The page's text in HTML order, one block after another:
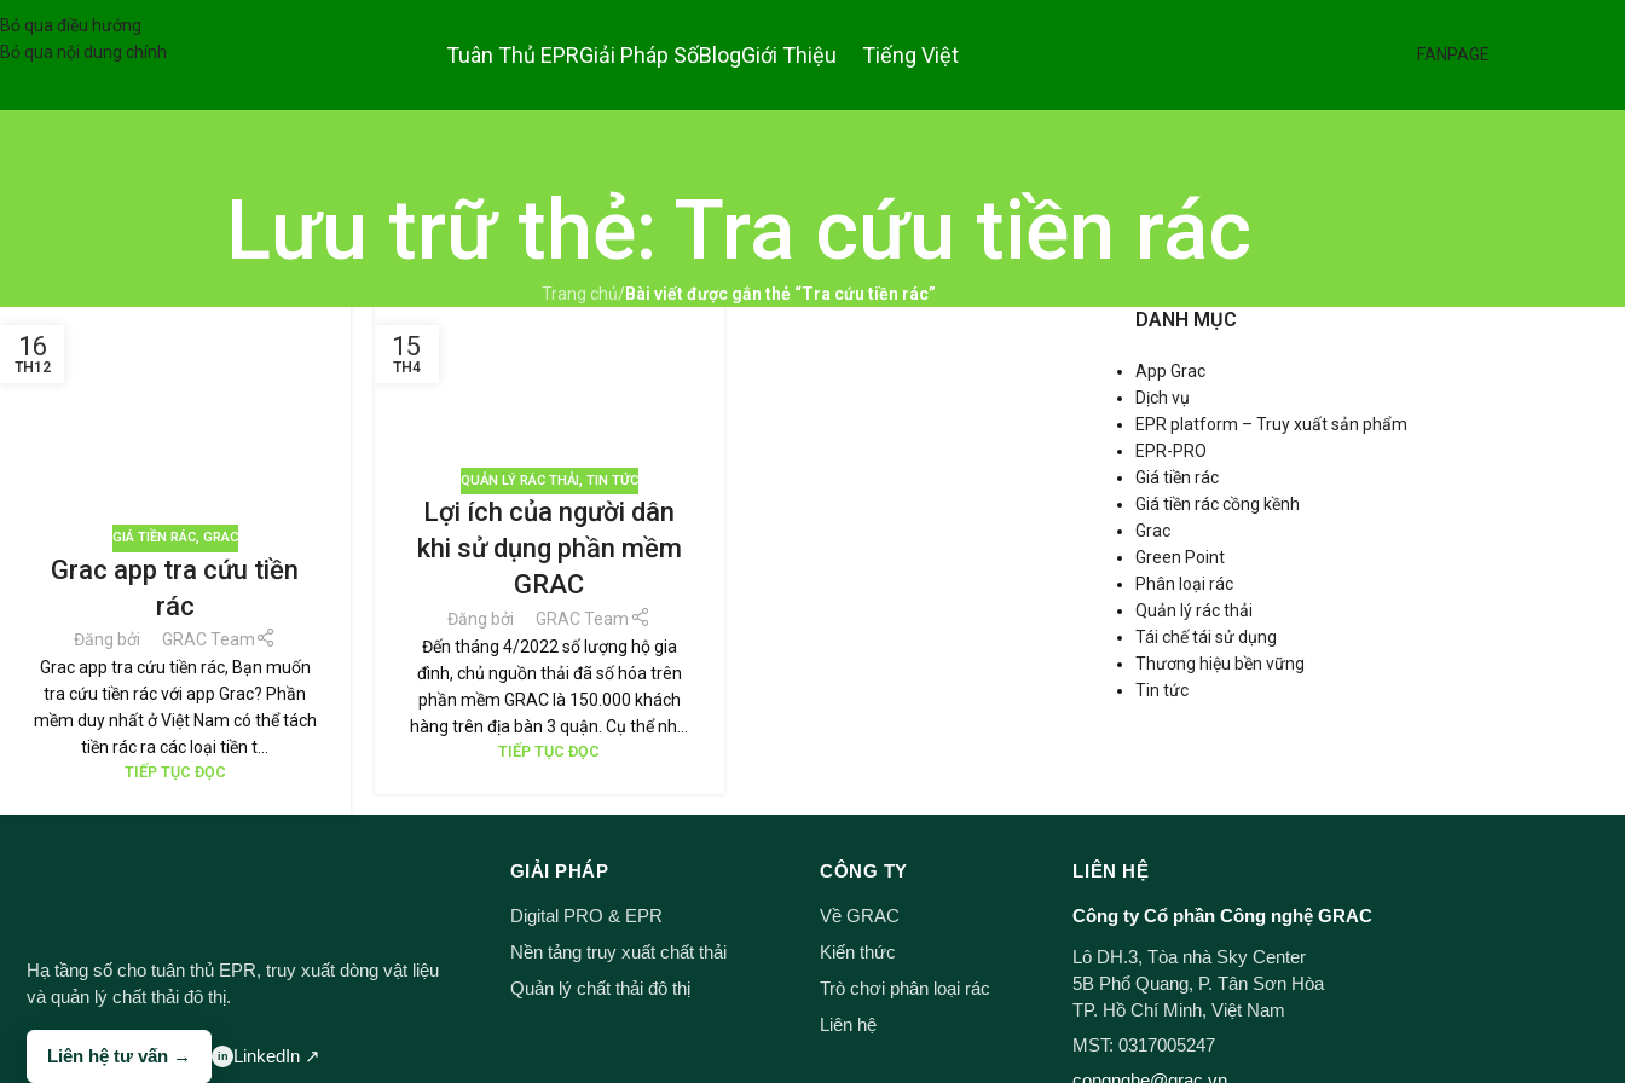
Bỏ qua điều hướng
Bỏ qua nội dung chính
Tuân Thủ EPRGiải Pháp SốBlogGiới Thiệu Tiếng Việt FANPAGE
Lưu trữ thẻ: Tra cứu tiền rác
Trang chủ/Bài viết được gắn thẻ “Tra cứu tiền rác”
16
TH12
GIÁ TIỀN RÁC, GRAC
Grac app tra cứu tiền
rác
Đăng bởi
GRAC Team
Grac app tra cứu tiền rác, Bạn muốn
tra cứu tiền rác với app Grac? Phần
mềm duy nhất ở Việt Nam có thể tách
tiền rác ra các loại tiền t...
TIẾP TỤC ĐỌC
15
TH4
QUẢN LÝ RÁC THẢI, TIN TỨC
Lợi ích của người dân
khi sử dụng phần mềm
GRAC
Đăng bởi
GRAC Team
Đến tháng 4/2022 số lượng hộ gia
đình, chủ nguồn thải đã số hóa trên
phần mềm GRAC là 150.000 khách
hàng trên địa bàn 3 quận. Cụ thể nh...
TIẾP TỤC ĐỌC
DANH MỤC
App Grac
Dịch vụ
EPR platform – Truy xuất sản phẩm
EPR-PRO
Giá tiền rác
Giá tiền rác cồng kềnh
Grac
Green Point
Phân loại rác
Quản lý rác thải
Tái chế tái sử dụng
Thương hiệu bền vững
Tin tức
Hạ tầng số cho tuân thủ EPR, truy xuất dòng vật liệu
và quản lý chất thải đô thị.
Liên hệ tư vấn → LinkedIn ↗
GIẢI PHÁP
Digital PRO & EPR
Nền tảng truy xuất chất thải
Quản lý chất thải đô thị
CÔNG TY
Về GRAC
Kiến thức
Trò chơi phân loại rác
Liên hệ
LIÊN HỆ
Công ty Cổ phần Công nghệ GRAC
Lô DH.3, Tòa nhà Sky Center
5B Phổ Quang, P. Tân Sơn Hòa
TP. Hồ Chí Minh, Việt Nam
MST: 0317005247